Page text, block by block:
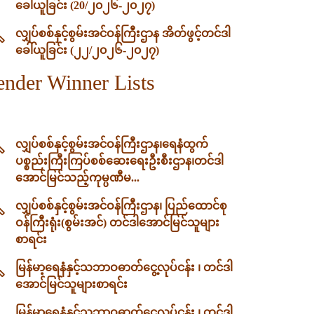
ခေါ်ယူခြင်း (20/၂၀၂၆-၂၀၂၇)
လျှပ်စစ်နှင့်စွမ်းအင်ဝန်ကြီးဌာန အိတ်ဖွင့်တင်ဒါ
ခေါ်ယူခြင်း (၂၂/၂၀၂၆-၂၀၂၇)
Winner Lists
လျှပ်စစ်နှင့်စွမ်းအင်ဝန်ကြီးဌာန၊‌ရေနံထွက်
ပစ္စည်းကြီးကြပ်စစ်ဆေးရေးဦးစီးဌာန၊တင်ဒါ
အောင်မြင်သည့်ကုမ္ပဏီမ...
လျှပ်စစ်နှင့်စွမ်းအင်ဝန်ကြီးဌာန၊ ပြည်ထောင်စု
ဝန်ကြီးရုံး(စွမ်းအင်) တင်ဒါအောင်မြင်သူများ
စာရင်း
မြန်မာ့ရေနံနှင့်သဘာဝဓာတ်ငွေ့လုပ်ငန်း ၊ တင်ဒါ
အောင်မြင်သူများစာရင်း